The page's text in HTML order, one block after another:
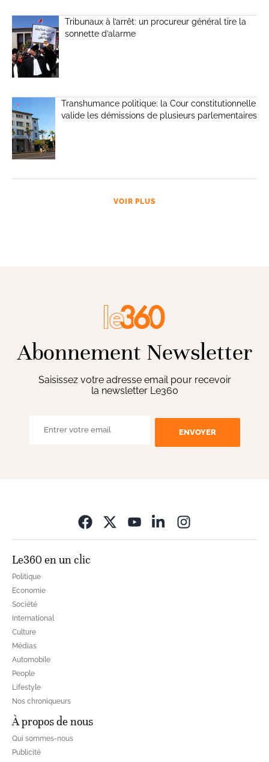
Tribunaux à l’arrêt: un procureur général tire la
sonnette d’alarme
Transhumance politique: la Cour constitutionnelle
valide les démissions de plusieurs parlementaires
VOIR PLUS
Abonnement Newsletter
Saisissez votre adresse email pour recevoir
la newsletter Le360
ENVOYER
Le360 en un clic
Politique
Economie
Société
International
Culture
Médias
Automobile
People
Lifestyle
Nos chroniqueurs
À propos de nous
Qui sommes-nous
Publicité